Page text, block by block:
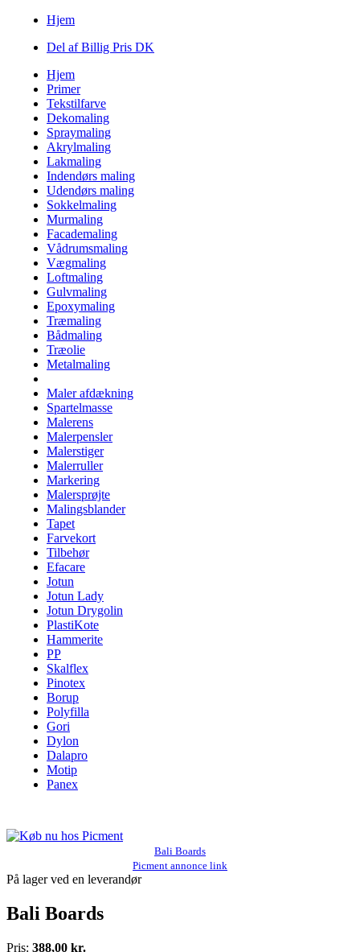
Hjem
Del af Billig Pris DK
Hjem
Primer
Tekstilfarve
Dekomaling
Spraymaling
Akrylmaling
Lakmaling
Indendørs maling
Udendørs maling
Sokkelmaling
Murmaling
Facademaling
Vådrumsmaling
Vægmaling
Loftmaling
Gulvmaling
Epoxymaling
Træmaling
Bådmaling
Træolie
Metalmaling
Maler afdækning
Spartelmasse
Malerens
Malerpensler
Malerstiger
Malerruller
Markering
Malersprøjte
Malingsblander
Tapet
Farvekort
Tilbehør
Efacare
Jotun
Jotun Lady
Jotun Drygolin
PlastiKote
Hammerite
PP
Skalflex
Pinotex
Borup
Polyfilla
Gori
Dylon
Dalapro
Motip
Panex
Bali Boards
Picment annonce link
På lager ved en leverandør
Bali Boards
Pris: 388,00 kr.